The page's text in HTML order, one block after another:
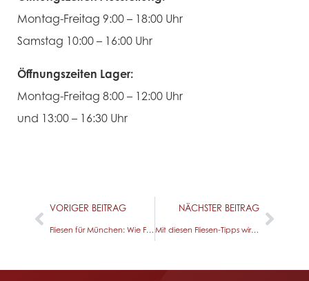
Montag-Freitag 9:00 – 18:00 Uhr
Samstag 10:00 – 16:00 Uhr
Öffnungszeiten Lager:
Montag-Freitag 8:00 – 12:00 Uhr
und 13:00 – 16:30 Uhr
VORIGER BEITRAG
Fliesen für München: Wie Fliesen von hartlmaier zur Marke wurde
NÄCHSTER BEITRAG
Mit diesen Fliesen-Tipps wirken Räume optisch größer